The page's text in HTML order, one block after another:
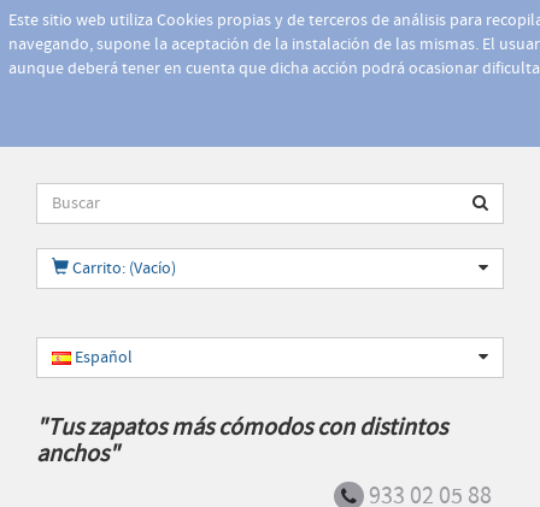
Este sitio web utiliza Cookies propias y de terceros de análisis para
navegando, supone la aceptación de la instalación de las mismas. El
aunque deberá tener en cuenta que dicha acción podrá ocasionar
Carrito: (Vacío)
Español
"Tus zapatos más cómodos con distintos
anchos"
933 02 05 88